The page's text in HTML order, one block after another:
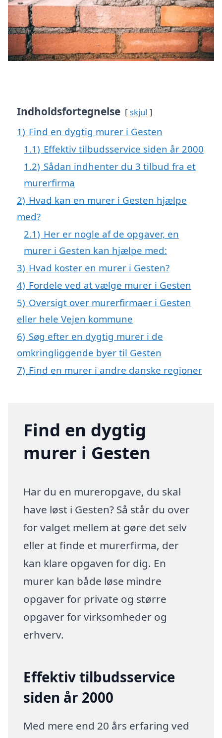
Indholdsfortegnelse skjul
1) Find en dygtig murer i Gesten
1.1) Effektiv tilbudsservice siden år 2000
1.2) Sådan indhenter du 3 tilbud fra et
murerfirma
2) Hvad kan en murer i Gesten hjælpe
med?
2.1) Her er nogle af de opgaver, en
murer i Gesten kan hjælpe med:
3) Hvad koster en murer i Gesten?
4) Fordele ved at vælge murer i Gesten
5) Oversigt over murerfirmaer i Gesten
eller hele Vejen kommune
6) Søg efter en dygtig murer i de
omkringliggende byer til Gesten
7) Find en murer i andre danske regioner
Find en dygtig
murer i Gesten
Har du en mureropgave, du skal
have løst i Gesten? Så står du over
for valget mellem at gøre det selv
eller at finde et murerfirma, der
kan klare opgaven for dig. En
murer kan både løse mindre
opgaver for private og større
opgaver for virksomheder og
erhverv.
Effektiv tilbudsservice
siden år 2000
Med mere end 20 års erfaring ved